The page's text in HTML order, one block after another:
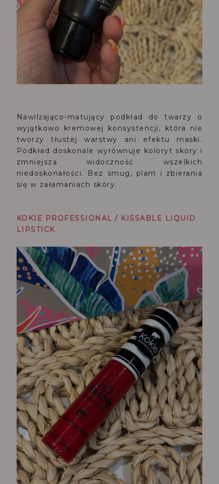
Nawilżająco-matujący podkład do twarzy o
wyjątkowo kremowej konsystencji, która nie
tworzy tłustej warstwy ani efektu maski.
Podkład doskonale wyrównuje koloryt skóry i
zmniejsza widoczność wszelkich
niedoskonałości. Bez smug, plam i zbierania
się w załamaniach skóry.
KOKIE PROFESSIONAL / KISSABLE LIQUID
LIPSTICK